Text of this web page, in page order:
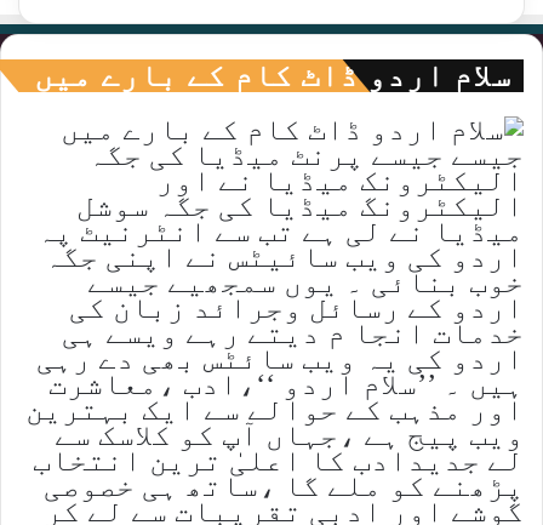
سلام اردو ڈاٹ کام کے بارے میں
جیسے جیسے پرنٹ میڈیا کی جگہ
الیکٹرونک میڈیا نے اور
الیکٹرونگ میڈیا کی جگہ سوشل
میڈیا نے لی ہے تب سے انٹرنیٹ پہ
اردو کی ویب سائیٹس نے اپنی جگہ
خوب بنائی ۔ یوں سمجھیے جیسے
اردو کے رسائل وجرائد زبان کی
خدمات انجا م دیتے رہے ویسے ہی
اردو کی یہ ویب سائٹس بھی دے رہی
ہیں ۔ ’’سلام اردو ‘‘،ادب ،معاشرت
اور مذہب کے حوالے سے ایک بہترین
ویب پیج ہے ،جہاں آپ کو کلاسک سے
لے جدیدادب کا اعلیٰ ترین انتخاب
پڑھنے کو ملے گا ،ساتھ ہی خصوصی
گوشے اور ادبی تقریبات سے لے کر